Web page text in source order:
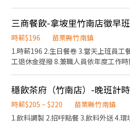
三商餐飲-拿坡里竹南店徵早
時薪$196
苗栗縣竹南鎮
1.時薪196 2.生日餐卷 3.當天上班員工
工退休金提撥 8.兼職人員依年度工作
時薪$205 ~ $220
苗栗縣竹南鎮
1.飲料調製 2.招呼點餐 3.飲料外送 4.環境清潔 5.內場備